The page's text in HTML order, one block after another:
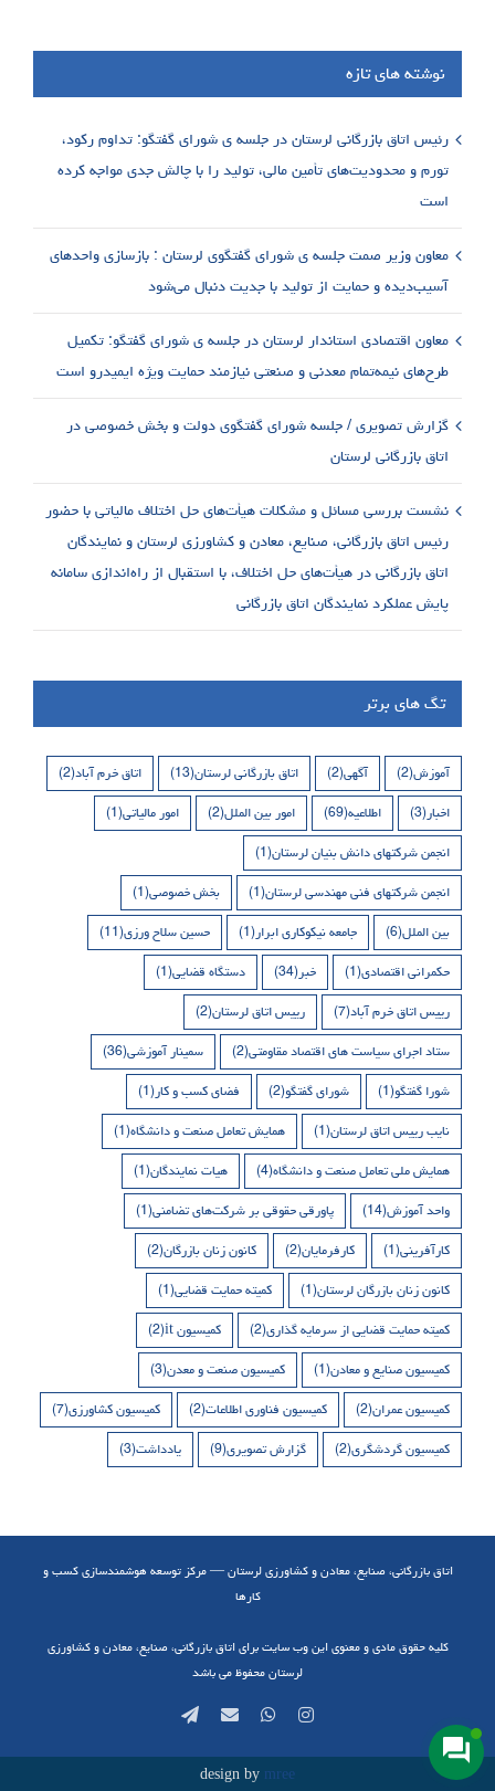
نوشته های تازه
رئیس اتاق بازرگانی لرستان در جلسه ی شورای گفتگو: تداوم رکود،
تورم و محدودیت‌های تأمین مالی، تولید را با چالش جدی مواجه کرده
است
معاون وزیر صمت جلسه ی شورای گفتگوی لرستان : بازسازی واحدهای
آسیب‌دیده و حمایت از تولید با جدیت دنبال می‌شود
معاون اقتصادی استاندار لرستان در جلسه ی شورای گفتگو: تکمیل
طرح‌های نیمه‌تمام معدنی و صنعتی نیازمند حمایت ویژه ایمیدرو است
گزارش تصویری / جلسه شورای گفتگوی دولت و بخش خصوصی در
اتاق بازرگانی لرستان
نشست بررسی مسائل و مشکلات هیأت‌های حل اختلاف مالیاتی با حضور
رئیس اتاق بازرگانی، صنایع، معادن و کشاورزی لرستان و نمایندگان
اتاق بازرگانی در هیأت‌های حل اختلاف، با استقبال از راه‌اندازی سامانه
پایش عملکرد نمایندگان اتاق بازرگانی
تگ های برتر
آموزش(2) آگهی(2) اتاق بازرگانی لرستان(13) اتاق خرم آباد(2)
اخبار(3) اطلاعیه(69) امور بین الملل(2) امور مالیاتی(1)
انجمن شرکتهای دانش بنیان لرستان(1)
انجمن شرکتهای فنی مهندسی لرستان(1) بخش خصوصی(1)
بین الملل(6) جامعه نیکوکاری ابرار(1) حسین سلاح ورزی(11)
حکمرانی اقتصادی(1) خبر(34) دستگاه قضایی(1)
رییس اتاق خرم آباد(7) رییس اتاق لرستان(2)
ستاد اجرای سیاست های اقتصاد مقاومتی(2) سمینار آموزشی(36)
شورا گفتگو(1) شورای گفتگو(2) فضای کسب و کار(1)
نایب رییس اتاق لرستان(1) همایش تعامل صنعت و دانشگاه(1)
همایش ملی تعامل صنعت و دانشگاه(4) هیات نمایندگان(1)
واحد آموزش(14) پاورقی حقوقی بر شرکت‌های تضامنی(1)
کارآفرینی(1) کارفرمایان(2) کانون زنان بازرگان(2)
کانون زنان بازرگان لرستان(1) کمیته حمایت قضایی(1)
کمیته حمایت قضایی از سرمایه گذاری(2) کمیسیون it (2)
کمیسیون صنایع و معادن(1) کمیسیون صنعت و معدن(3)
کمیسیون عمران(2) کمیسیون فناوری اطلاعات(2) کمیسیون کشاورزی(7)
کمیسیون گردشگری(2) گزارش تصویری(9) یادداشت(3)
اتاق بازرگانی، صنایع، معادن و کشاورزی لرستان — مرکز توسعه هوشمندسازی کسب و
کارها
کلیه حقوق مادی و معنوی این وب سایت برای اتاق بازرگانی، صنایع، معادن و کشاورزی
لرستان محفوظ می باشد
Instagram
WhatsApp
Email
Telegram
design by mree